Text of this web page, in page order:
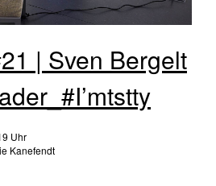
| Sven Bergelt
Uhr
Kanefendt